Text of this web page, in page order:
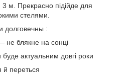
3 м. Прекрасно підійде для
стелями.
долговечны :
не блякне на сонці
актуальним довгі роки
й переться